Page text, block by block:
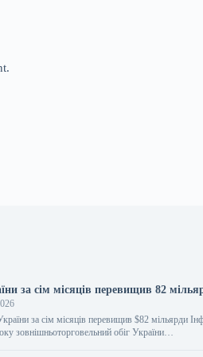
за сім місяців перевищив 82
за сім місяців перевищив $82 мільярди
зовнішньоторговельний обіг України…